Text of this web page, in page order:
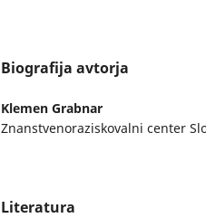
Biografija avtorja
Klemen Grabnar
Znanstvenoraziskovalni center
Literatura